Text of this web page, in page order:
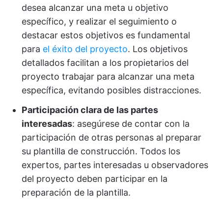
desea alcanzar una meta u objetivo
específico, y realizar el seguimiento o
destacar estos objetivos es fundamental
para el éxito del proyecto. Los objetivos
detallados facilitan a los propietarios del
proyecto trabajar para alcanzar una meta
específica, evitando posibles distracciones.
Participación clara de las partes
interesadas: asegúrese de contar con la
participación de otras personas al preparar
su plantilla de construcción. Todos los
expertos, partes interesadas u observadores
del proyecto deben participar en la
preparación de la plantilla.